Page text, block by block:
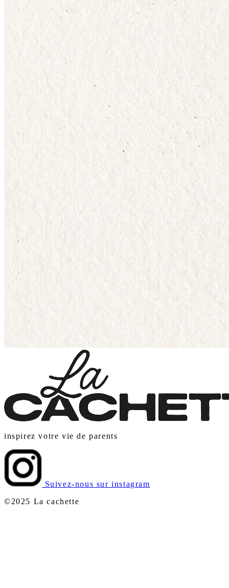
inspirez votre vie de parents
Suivez-nous sur instagram
©2025 La cachette